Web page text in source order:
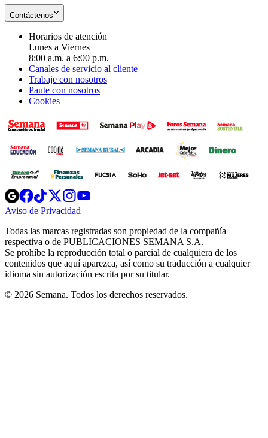
Contáctenos
Horarios de atención
Lunes a Viernes
8:00 a.m. a 6:00 p.m.
Canales de servicio al cliente
Trabaje con nosotros
Paute con nosotros
Cookies
Opens
in
new
Opens
in
new
Opens
in
new
window
Opens
new
windowwindow
Aviso de Privacidad
new
window
Todas las marcas registradas son propiedad de la compañía
respectiva o de PUBLICACIONES SEMANA S.A.
Se prohíbe la reproducción total o parcial de cualquiera de los
contenidos que aquí aparezca, así como su traducción a cualquier
idioma sin autorización escrita por su titular.
© 2026 Semana. Todos los derechos reservados.